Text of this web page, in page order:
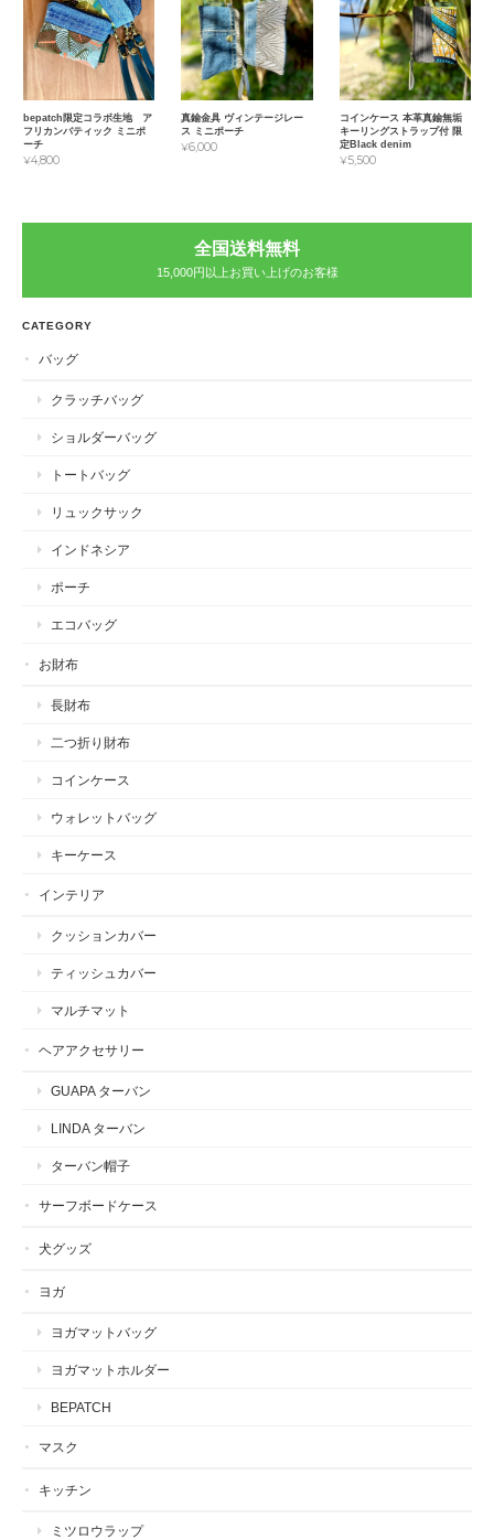
bepatch限定コラボ生地 ア
フリカンバティック ミニポ
ーチ
¥4,800
真鍮金具 ヴィンテージレー
ス ミニポーチ
¥6,000
コインケース 本革真鍮無垢
キーリングストラップ付 限
定Black denim
¥5,500
全国送料無料
15,000円以上お買い上げのお客様
CATEGORY
バッグ
クラッチバッグ
ショルダーバッグ
トートバッグ
リュックサック
インドネシア
ポーチ
エコバッグ
お財布
長財布
二つ折り財布
コインケース
ウォレットバッグ
キーケース
インテリア
クッションカバー
ティッシュカバー
マルチマット
ヘアアクセサリー
GUAPA ターバン
LINDA ターバン
ターバン帽子
サーフボードケース
犬グッズ
ヨガ
ヨガマットバッグ
ヨガマットホルダー
BEPATCH
マスク
キッチン
ミツロウラップ